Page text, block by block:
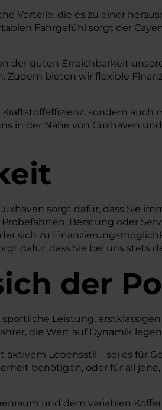
Vorteile, die es zu einer
Fahrgefühl sorgt der
der guten Erreichbarkeit
Zudem bieten wir flexible
sondern
in der Nähe von Cuxhaven
sorgt dafür, dass Sie
Beratung oder
sich zu
dafür, dass Sie bei uns stets
der
sportliche Leistung,
die Wert auf Dynamik
Lebensstil – sei es für
benötigen, oder für all
und dem variablen